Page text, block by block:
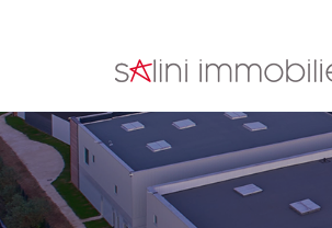
Skip to main content